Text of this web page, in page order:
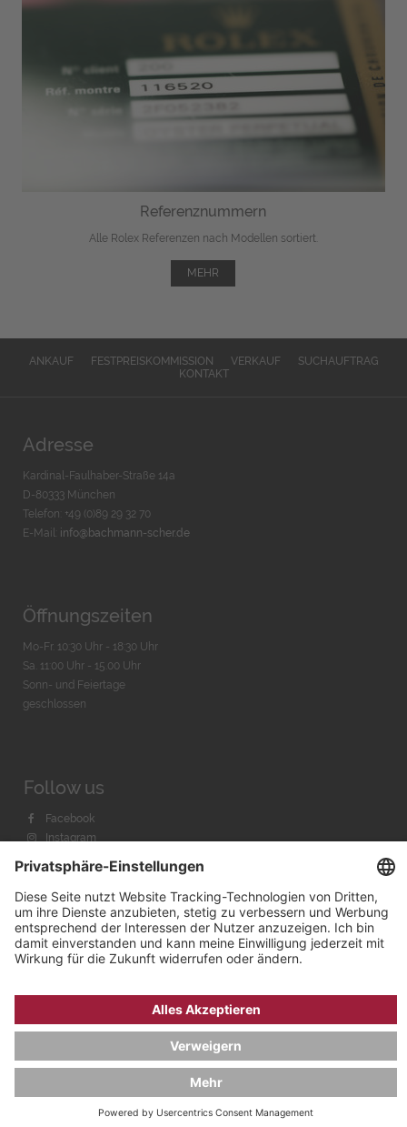
Referenznummern
Alle Rolex Referenzen nach Modellen sortiert.
MEHR
ANKAUF FESTPREISKOMMISSION VERKAUF
SUCHAUFTRAG
KONTAKT
Adresse
Kardinal-Faulhaber-Straße 14a
D-80333 München
Telefon: +49 (0)89 29 32 70
E-Mail: info@bachmann-scher.de
Öffnungszeiten
Mo-Fr. 10:30 Uhr - 18:30 Uhr
Sa. 11:00 Uhr - 15.00 Uhr
Sonn- und Feiertage
geschlossen
Follow us
Facebook
Instagram
© 2026 byBachmann & Scher GmbH / Watchandco GmbH
IMPRESSUM
AGB & WIDERRUF
COOKIE-EINSTELLUNGEN